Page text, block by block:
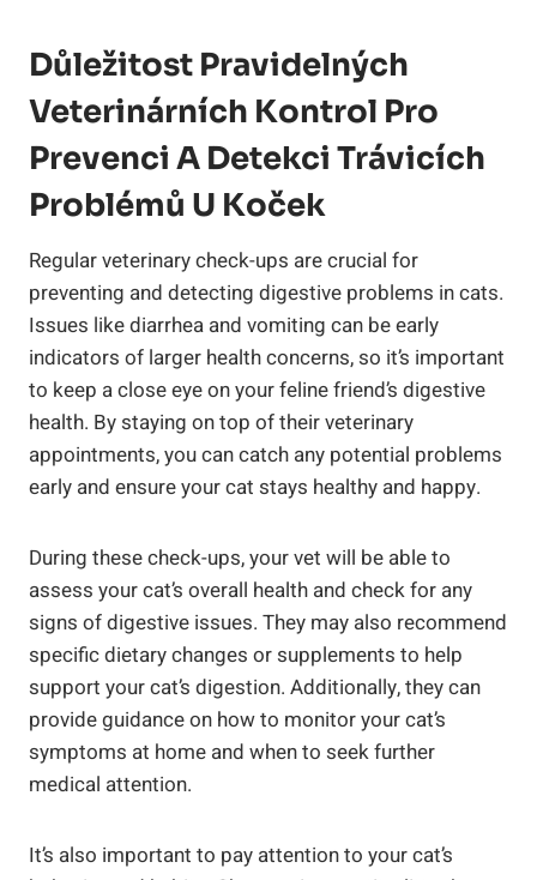
Důležitost​ Pravidelných⁣
Veterinárních⁢ Kontrol Pro
Prevenci ⁢a Detekci Trávicích
⁣problémů⁤ U Koček
Regular veterinary ‌check-ups are crucial for
⁢preventing and ​detecting⁢ digestive problems ‍in cats.
Issues like ⁣diarrhea ⁤and ​vomiting can ⁣be early
indicators ⁢of⁤ larger ⁢health concerns, so it’s ‍important
to keep a⁢ close eye on your feline friend’s digestive⁤
health. By staying on top of⁤ their veterinary
appointments, you can catch any potential‍ problems
early and ‌ensure ‍your cat​ stays ⁢healthy ⁢and happy.
During these check-ups, your vet will ⁣be able to
assess‌ your cat’s ‍overall health ‌and check ⁢for any
signs ​of digestive issues. They‌ may also‍ recommend
‍specific‍ dietary ‍changes or supplements to help‌
support your cat’s digestion. Additionally,‍ they can
provide guidance​ on ​how to⁤ monitor​ your cat’s
symptoms at‌ home⁤ and‌ when to seek further
medical ‌attention.
It’s also ‌important to pay attention to⁤ your cat’s⁣